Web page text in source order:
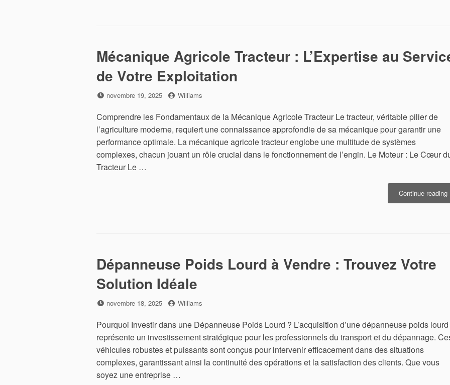
à
Mécanique Agricole Tracteur : L’Expertise au
de Votre Exploitation
Posted
novembre 19, 2025 by
Williams
Comprendre les Fondamentaux de la Mécanique Agricole Tracteur Le tracteur, véritable pilier de
l’agriculture moderne, requiert une connaissance approfondie de sa mécanique pour garantir une
performance optimale. La mécanique agricole tracteur englobe une multitude de systèmes
complexes, chacun jouant un rôle crucial dans le fonctionnement de l’engin. Le Moteur : Le Cœur
Tracteur Le …
Continue reading
Dépanneuse Poids Lourd à Vendre : Trouvez Votre
Solution Idéale
Posted
novembre 18, 2025 by
Williams
Pourquoi Investir dans une Dépanneuse Poids Lourd ? L’acquisition d’une dépanneuse poids lourd
représente un investissement stratégique pour les professionnels du transport et du dépannage.
véhicules robustes et puissants sont conçus pour intervenir efficacement dans des situations
complexes, garantissant ainsi la continuité des opérations et la satisfaction des clients. Que vous
soyez une entreprise …